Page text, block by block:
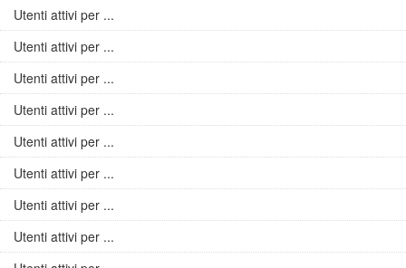
Utenti attivi per ...
Utenti attivi per ...
Utenti attivi per ...
Utenti attivi per ...
Utenti attivi per ...
Utenti attivi per ...
Utenti attivi per ...
Utenti attivi per ...